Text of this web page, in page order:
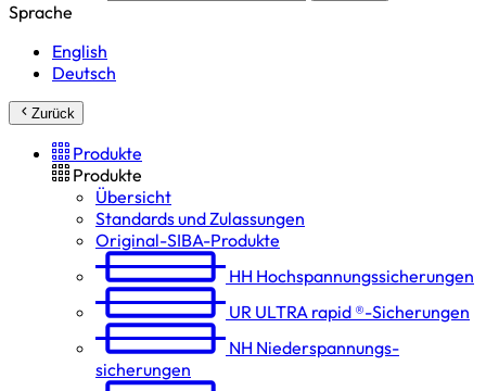
Sprache
English
Deutsch
Zurück
Produkte
Produkte
Übersicht
Standards und Zulassungen
Original-SIBA-Produkte
HH Hochspannungs­sicherungen
UR ULTRA rapid ®-Sicherungen
NH Niederspannungs­
sicherungen